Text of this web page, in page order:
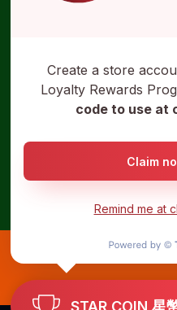
STAR COIN 星
Create a store
Loyalty Rewards
code to use at
Claim
Remind me at